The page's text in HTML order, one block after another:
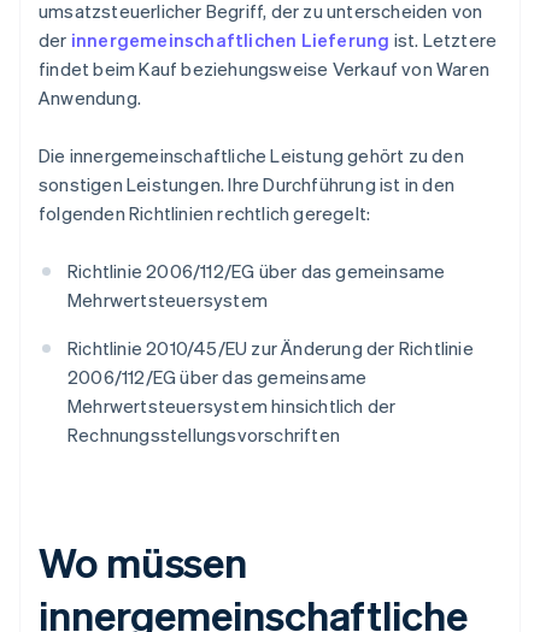
umsatzsteuerlicher Begriff, der zu unterscheiden von
der innergemeinschaftlichen Lieferung ist. Letztere
findet beim Kauf beziehungsweise Verkauf von Waren
Anwendung.
Die innergemeinschaftliche Leistung gehört zu den
sonstigen Leistungen. Ihre Durchführung ist in den
folgenden Richtlinien rechtlich geregelt:
Richtlinie 2006/112/EG über das gemeinsame
Mehrwertsteuersystem
Richtlinie 2010/45/EU zur Änderung der Richtlinie
2006/112/EG über das gemeinsame
Mehrwertsteuersystem hinsichtlich der
Rechnungsstellungsvorschriften
Wo müssen
innergemeinschaftliche